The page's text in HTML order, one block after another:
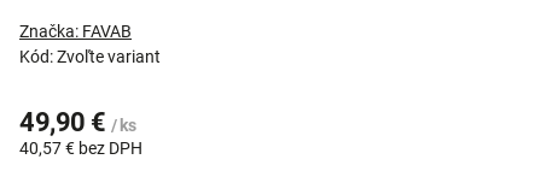
Kód:Zvoľte variant
Značka: FAVAB
49,90 € / ks
40,57 € bez DPH